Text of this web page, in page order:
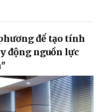
để tạo tính
động nguồn lực